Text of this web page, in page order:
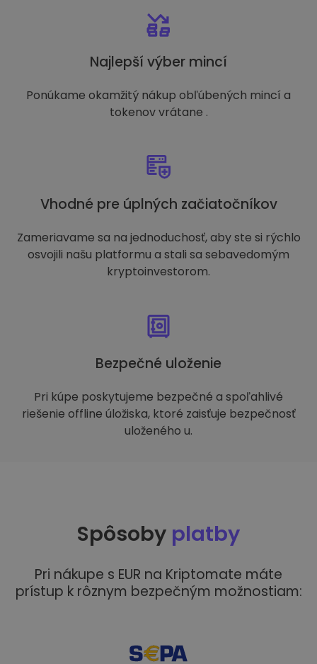
Najlepší výber mincí
Ponúkame okamžitý nákup obľúbených mincí a
tokenov vrátane .
Vhodné pre úplných začiatočníkov
Zameriavame sa na jednoduchosť, aby ste si rýchlo
osvojili našu platformu a stali sa sebavedomým
kryptoinvestorom.
Bezpečné uloženie
Pri kúpe poskytujeme bezpečné a spoľahlivé
riešenie offline úložiska, ktoré zaisťuje bezpečnosť
uloženého u.
Spôsoby platby
Pri nákupe s EUR na Kriptomate máte
prístup k rôznym bezpečným možnostiam: